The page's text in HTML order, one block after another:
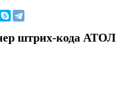
штрих-кода АТОЛ